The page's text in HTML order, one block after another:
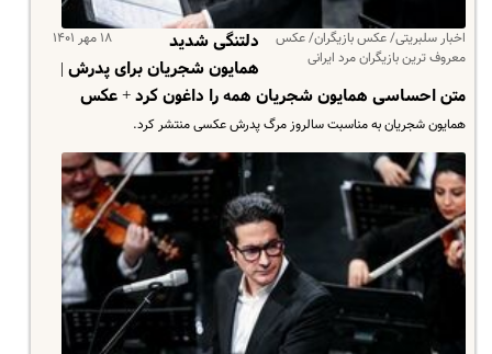
اخبار سلبریتی/ عکس بازیگران/ عکس
معروف ترین بازیگران مرد ایرانی
۱۸ مهر ۱۴۰۱
دلتنگی شدید
همایون شجریان برای پدرش |
متن احساسی همایون شجریان همه را داغون کرد + عکس
همایون شجریان به مناسبت سالروز مرگ پدرش عکسی منتشر کرد.